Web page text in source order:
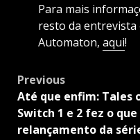
Para mais
resto da
Automaton, aqui!
Post
navigation
Previous
Até que enfim: Tales
Switch 1 e 2 fez o
relançamento da